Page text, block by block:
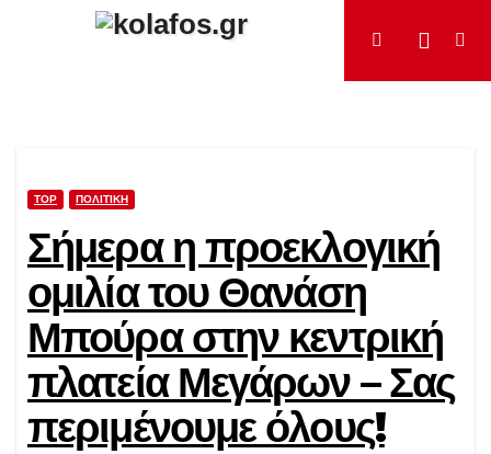
TOP ΠΟΛΙΤΙΚΉ
Σήμερα η προεκλογική
ομιλία του Θανάση
Μπούρα στην κεντρική
πλατεία Μεγάρων – Σας
περιμένουμε όλους!